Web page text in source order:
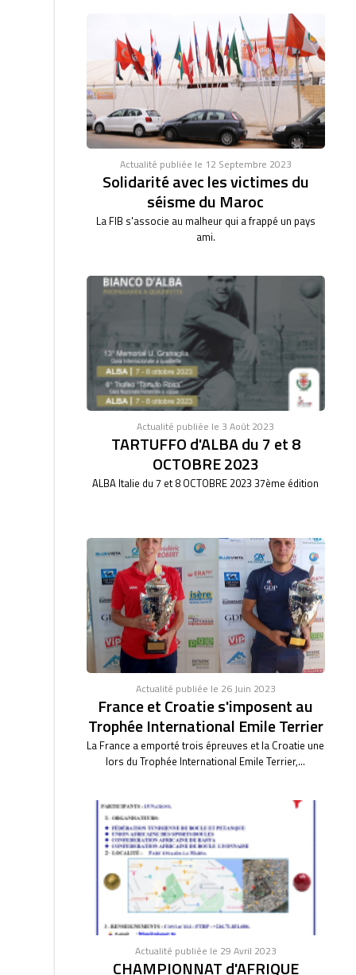
Actualité publiée le 12 Septembre 2023
Solidarité avec les victimes du
séisme du Maroc
La FIB s'associe au malheur qui a frappé un pays
ami.
Actualité publiée le 3 Août 2023
TARTUFFO d'ALBA du 7 et 8
OCTOBRE 2023
ALBA Italie du 7 et 8 OCTOBRE 2023 37ème édition
Actualité publiée le 26 Juin 2023
France et Croatie s'imposent au
Trophée International Emile Terrier
La France a emporté trois épreuves et la Croatie une
lors du Trophée International Emile Terrier,...
Actualité publiée le 29 Avril 2023
CHAMPIONNAT d'AFRIQUE